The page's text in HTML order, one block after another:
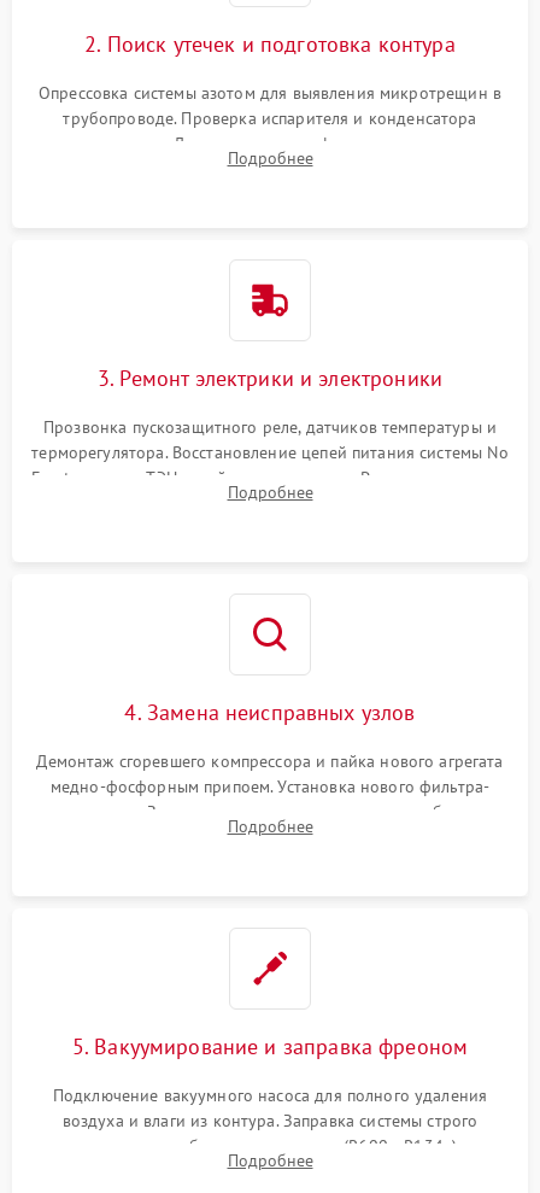
2. Поиск утечек и подготовка контура
Опрессовка системы азотом для выявления микротрещин в
трубопроводе. Проверка испарителя и конденсатора
течеискателем. Демонтаж старого фильтра-осушителя и
продувка капиллярной трубки для устранения засоров.
Подробнее
3. Ремонт электрики и электроники
Прозвонка пускозащитного реле, датчиков температуры и
терморегулятора. Восстановление цепей питания системы No
Frost, включая ТЭН оттайки и вентилятор. Ремонт или замена
платы управления при сбоях алгоритмов.
Подробнее
4. Замена неисправных узлов
Демонтаж сгоревшего компрессора и пайка нового агрегата
медно-фосфорным припоем. Установка нового фильтра-
осушителя. Замена изношенных вентиляторов обдува,
сломанных заслонок или поврежденных дверных петель.
Подробнее
5. Вакуумирование и заправка фреоном
Подключение вакуумного насоса для полного удаления
воздуха и влаги из контура. Заправка системы строго
дозированным объемом хладагента (R600a, R134a) по
электронным весам. Контроль рабочего давления в системе.
Подробнее